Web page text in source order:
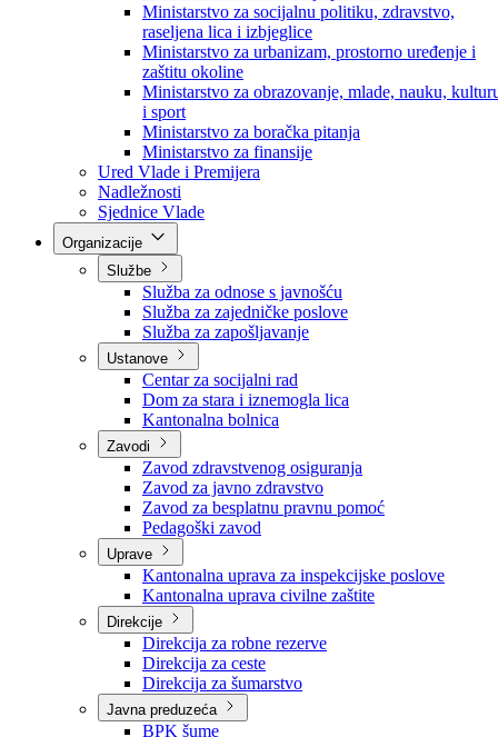
Ministarstvo za privredu
Ministarstvo za pravosuđe, upravu i radne odnose
Ministarstvo za unutrašnje poslove
Ministarstvo za socijalnu politiku, zdravstvo,
raseljena lica i izbjeglice
Ministarstvo za urbanizam, prostorno uređenje i
zaštitu okoline
Ministarstvo za obrazovanje, mlade, nauku,
i sport
Ministarstvo za boračka pitanja
Ministarstvo za finansije
Ured Vlade i Premijera
Nadležnosti
Sjednice Vlade
Službe
Služba za odnose s javnošću
Služba za zajedničke poslove
Služba za zapošljavanje
Ustanove
Centar za socijalni rad
Dom za stara i iznemogla lica
Kantonalna bolnica
Zavodi
Zavod zdravstvenog osiguranja
Zavod za javno zdravstvo
Zavod za besplatnu pravnu pomoć
Pedagoški zavod
Uprave
Kantonalna uprava za inspekcijske poslove
Kantonalna uprava civilne zaštite
Direkcije
Direkcija za robne rezerve
Direkcija za ceste